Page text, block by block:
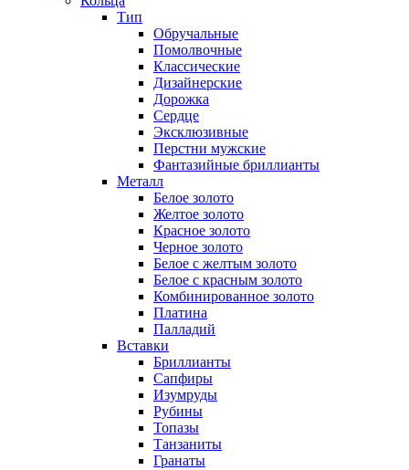
Тип
Обручальные
Помолвочные
Классические
Дизайнерские
Дорожка
Сердце
Эксклюзивные
Перстни мужские
Фантазийные бриллианты
Металл
Белое золото
Желтое золото
Красное золото
Черное золото
Белое с желтым золото
Белое с красным золото
Комбинированное золото
Платина
Палладий
Вставки
Бриллианты
Сапфиры
Изумруды
Рубины
Топазы
Танзаниты
Гранаты